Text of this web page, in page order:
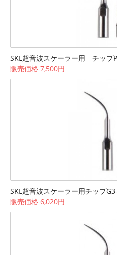
SKL超音波スケーラー用 チップ
販売価格 7,500円
SKL超音波スケーラー用チップ
販売価格 6,020円